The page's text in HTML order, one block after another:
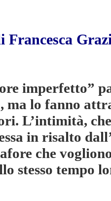
imperfetto”
ma lo fanno
L’intimità,
in risalto
che
stesso tempo